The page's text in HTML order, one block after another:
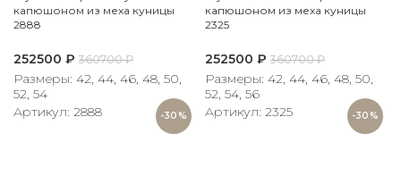
-30%
капюшоном из меха куницы
2888
252500 ₽ 360700₽
Размеры: 42, 44, 46, 48, 50,
52, 54
Артикул: 2888
-30%
капюшоном из меха куницы
2325
252500 ₽ 360700₽
Размеры: 42, 44, 46, 48, 50,
52, 54, 56
Артикул: 2325